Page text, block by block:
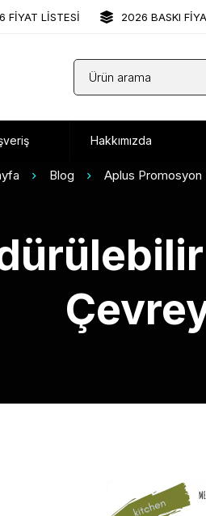
FİYAT LİSTESİ 2026 BASKI
Hakkımızda
Blog Aplus Promosyon